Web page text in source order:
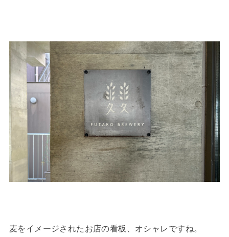
麦をイメージされたお店の看板、オシャレですね。